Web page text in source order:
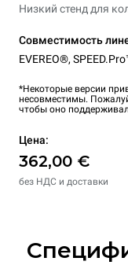
Низкий стенд для
Совместимость
EVEREO®,
*Некоторые версии
несовместимы.
чтобы оно
Цена:
362,00 €
без НДС и доставки